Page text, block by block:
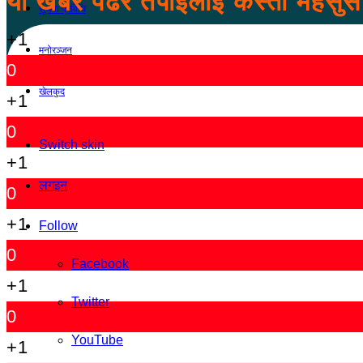
सूचना प्रविधि
मनोरञ्जन
खेलकुद
Switch skin
लगइन
Follow
Facebook
Twitter
YouTube
+1
0
+1
0
+1
0
+1
0
+1
0
+1